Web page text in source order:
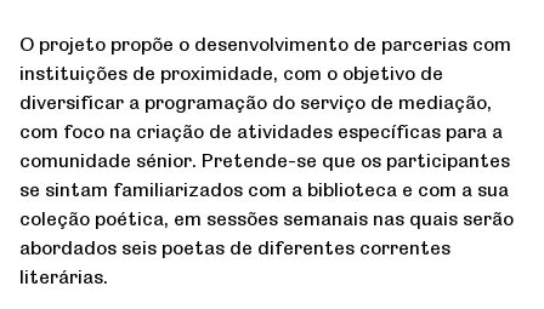
O projeto propõe o desenvolvimento de parcerias com
instituições de proximidade, com o objetivo de
diversificar a programação do serviço de mediação,
com foco na criação de atividades específicas para a
comunidade sénior. Pretende-se que os participantes
se sintam familiarizados com a biblioteca e com a sua
coleção poética, em sessões semanais nas quais serão
abordados seis poetas de diferentes correntes
literárias.